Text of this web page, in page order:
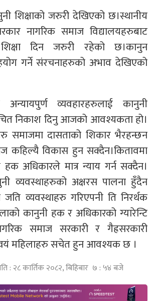
शिक्षाको जरुरी देखिएको छ।स्थानीय
नागरिक समाज विद्यालयहरुबाट
दिन जरुरी रहेको छ।कानुन
गर्ने संरचनाहरुको अभाव देखिएको
अन्यायपुर्ण व्यवहारहरुलाई कानुनी
निकाश दिनु आजको आवश्यकता हो।
समाजमा दासताको शिकार भैरहन्छन
कहिल्यै विकास हुन सक्दैन।कितावमा
अधिकारले मात्र न्याय गर्न सक्दैन।
व्यवस्थाहरुको अक्षरस पालना हुँदैन
व्यवस्थाहरु गरिएपनी ति निरर्थक
कानुनी हक र अधिकारको ग्यारेन्टि
समाज सरकारी र गैह्रसरकारी
महिलाहरु सचेत हुन आवश्यक छ ।
: २८ कार्तिक २०८२, बिहिबार ७ : ५४ बजे